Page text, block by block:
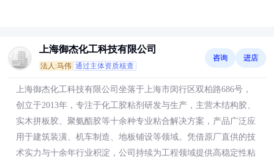
上海御杰化工科技有限公司
法人:马伟 通过主体资质核查
咨询 进店
上海御杰化工科技有限公司坐落于上海市闵行区双柏路686号，
创立于2013年，专注于化工胶粘剂研发与生产，主营木结构胶、
实木拼板胶、聚氨酯胶等十余种专业粘合解决方案，产品广泛应
用于建筑装潢、机车制造、地板铺设等领域。凭借原厂直供的技
术实力与十余年行业积淀，公司持续为工程领域提供高稳定性粘